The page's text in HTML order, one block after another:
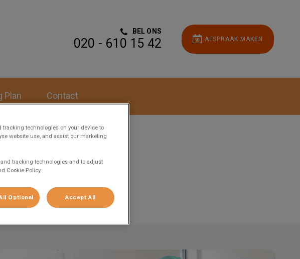
BEL ONS
020 - 610 15 42 AFSPRAAK MAKEN
Plan Contact
tracking technologies on your device to
website use, and assist our marketing
tracking technologies and to adjust
Cookie Policy.
Optional Accept All